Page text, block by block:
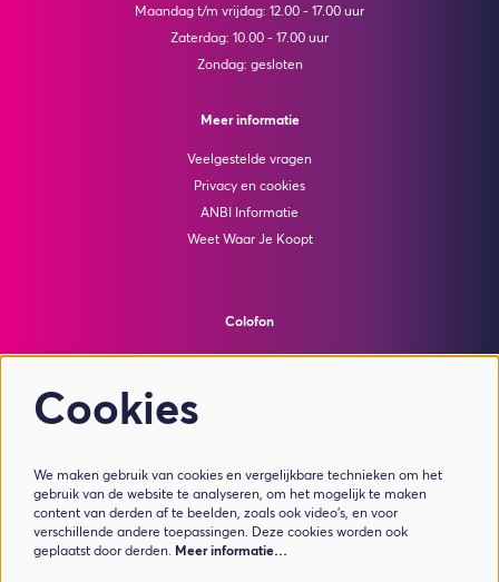
Maandag t/m vrijdag: 12.00 - 17.00 uur
Zaterdag: 10.00 - 17.00 uur
Zondag: gesloten
Meer informatie
Veelgestelde vragen
Privacy en cookies
ANBI Informatie
Weet Waar Je Koopt
Colofon
Meld je aan voor de nieuwsbrief
Cookies
We maken gebruik van cookies en vergelijkbare technieken om het
gebruik van de website te analyseren, om het mogelijk te maken
content van derden af te beelden, zoals ook video’s, en voor
verschillende andere toepassingen. Deze cookies worden ook
geplaatst door derden. Meer informatie…